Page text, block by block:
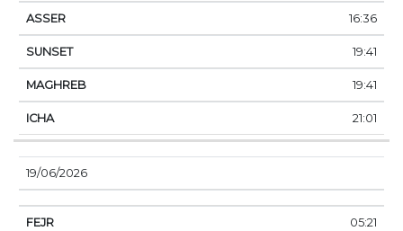
16:36
19:41
19:41
21:01
19/06/2026
05:21